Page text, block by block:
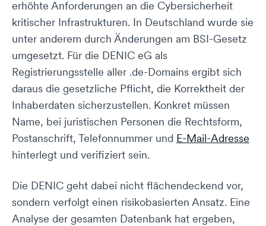
erhöhte Anforderungen an die Cybersicherheit
kritischer Infrastrukturen. In Deutschland wurde sie
unter anderem durch Änderungen am BSI-Gesetz
umgesetzt. Für die DENIC eG als
Registrierungsstelle aller .de-Domains ergibt sich
daraus die gesetzliche Pflicht, die Korrektheit der
Inhaberdaten sicherzustellen. Konkret müssen
Name, bei juristischen Personen die Rechtsform,
Postanschrift, Telefonnummer und E-Mail-Adresse
hinterlegt und verifiziert sein.
Die DENIC geht dabei nicht flächendeckend vor,
sondern verfolgt einen risikobasierten Ansatz. Eine
Analyse der gesamten Datenbank hat ergeben,